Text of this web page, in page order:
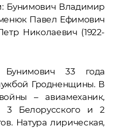
Бунимович Владимир
Павел Ефимович
Николаевич (1922-
33 года
Гродненщины. В
– авиамеханик,
3 Белорусского и 2
Натура лирическая,